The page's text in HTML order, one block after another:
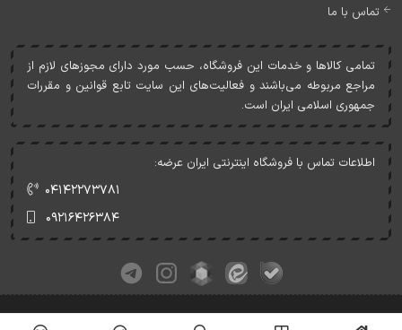
تماس با ما
تمامی کالاها و خدمات اين فروشگاه، حسب مورد دارای مجوزهای لازم از
مراجع مربوطه می‌باشند و فعاليت‌های اين سايت تابع قوانين و مقررات
جمهوری اسلامی ايران است.
اطلاعات تماس با فروشگاه اینترنتی ایران عرضه:
۰۴۱۴۲۲۷۳۷۸۱
۰۹۲۱۶۴۲۶۳۸۴
کلیه حقوق این وبسایت متعلق به ایران عرضه می‌باشد.